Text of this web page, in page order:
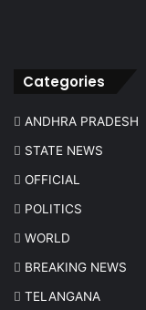
Categories
ANDHRA PRADESH
STATE NEWS
OFFICIAL
POLITICS
WORLD
BREAKING NEWS
TELANGANA